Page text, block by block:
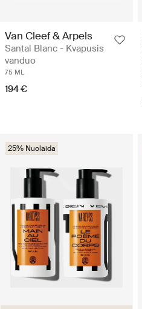
Van Cleef & Arpels
Santal Blanc - Kvapusis
vanduo
75 ML
194 €
25% Nuolaida